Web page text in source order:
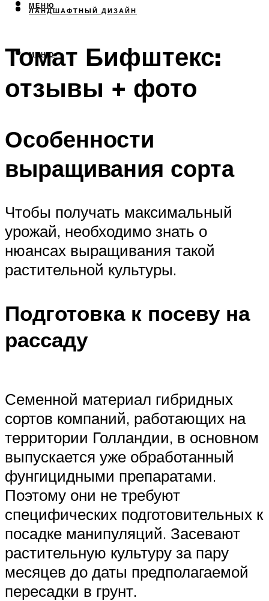
ЛАНДШАФТНЫЙ ДИЗАЙН
МЕНЮ
МЕНЮ
Томат Бифштекс:
отзывы + фото
Особенности
выращивания сорта
Чтобы получать максимальный
урожай, необходимо знать о
нюансах выращивания такой
растительной культуры.
Подготовка к посеву на
рассаду
Семенной материал гибридных
сортов компаний, работающих на
территории Голландии, в основном
выпускается уже обработанный
фунгицидными препаратами.
Поэтому они не требуют
специфических подготовительных к
посадке манипуляций. Засевают
растительную культуру за пару
месяцев до даты предполагаемой
пересадки в грунт.